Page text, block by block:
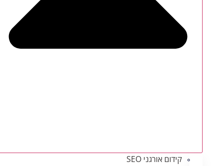
קידום אורגני SEO